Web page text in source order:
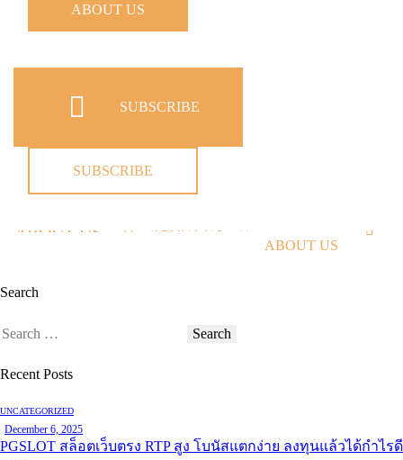
ABOUT US
SUBSCRIBE
SUBSCRIBE
ABOUT US
ABOUT US
ABOUT US
Search
Recent Posts
UNCATEGORIZED
December 6, 2025
PGSLOT สล็อตเว็บตรง RTP สูง โบนัสแตกง่าย ลงทุนแล้วได้กำไรดี